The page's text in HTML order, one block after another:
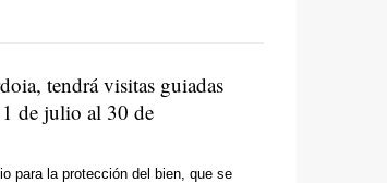
tendrá visitas guiadas
1 de julio al 30 de
para la protección del bien, que se